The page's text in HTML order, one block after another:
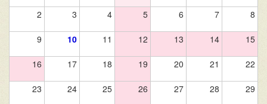
2 3 4 5 6 7 8
9 10 11 12 13 14 15
16 17 18 19 20 21 22
23 24 25 26 27 28 29